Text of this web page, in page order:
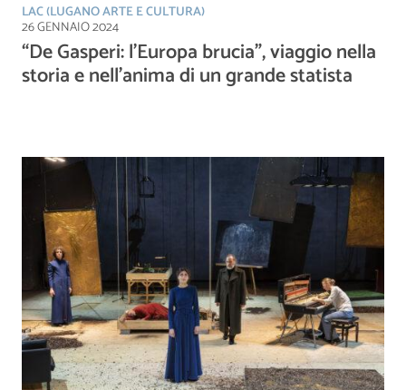
LAC (LUGANO ARTE E CULTURA)
26 GENNAIO 2024
“De Gasperi: l’Europa brucia”, viaggio nella
storia e nell’anima di un grande statista